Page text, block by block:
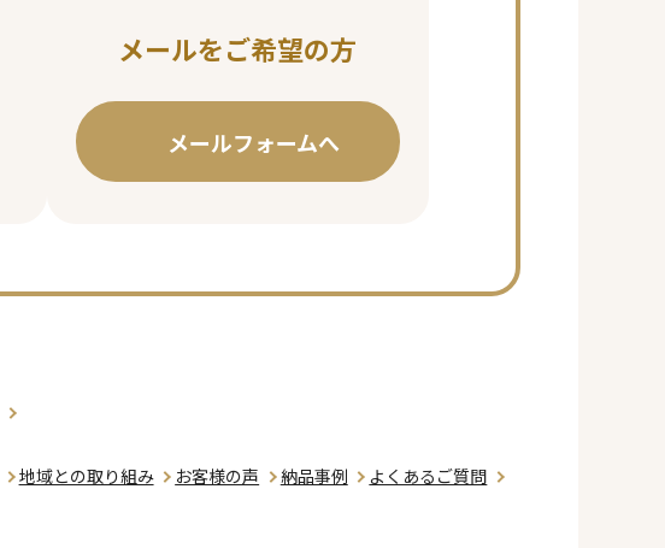
メールをご希望の方
メールフォームへ
地域との取り組み お客様の声 納品事例
よくあるご質問